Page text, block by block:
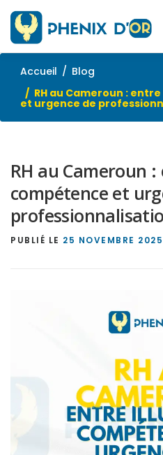
au
contenu
ACCUEIL SERVICES
Accueil
Blog
RH au Cameroun :
et urgence de
RH au Cameroun
compétence et
PUBLIÉ LE 25 NOVEMBRE 2025